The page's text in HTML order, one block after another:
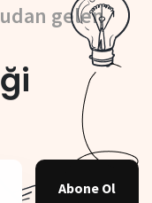
gelen
Abone Ol